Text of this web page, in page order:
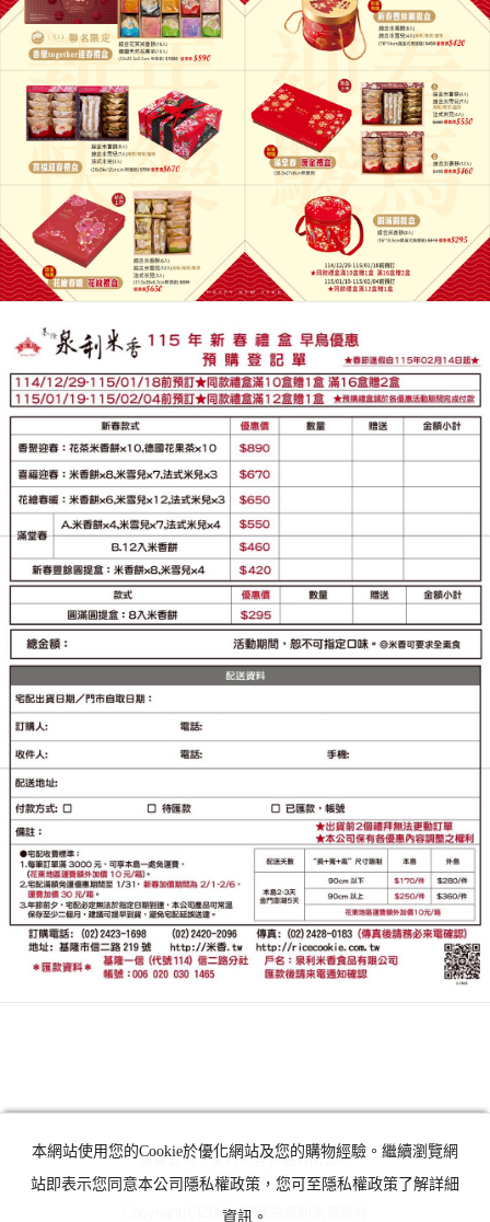
負責公司：泉利米香食品有限公司
統一編號：24215614
Copyright(C)2008. 版權為泉利米香所有
本網站使用您的Cookie於優化網站及您的購物經驗。繼續瀏覽網
站即表示您同意本公司隱私權政策，您可至隱私權政策了解詳細
資訊。